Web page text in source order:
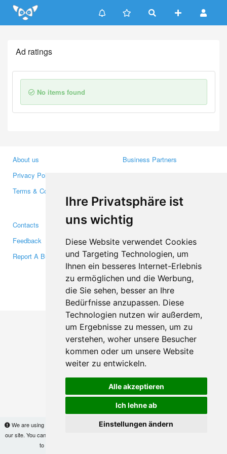
Ihre Privatsphäre ist
uns wichtig
Diese Website verwendet Cookies
und Targeting Technologien, um
Ihnen ein besseres Internet-Erlebnis
zu ermöglichen und die Werbung,
die Sie sehen, besser an Ihre
Bedürfnisse anzupassen. Diese
Technologien nutzen wir außerdem,
um Ergebnisse zu messen, um zu
verstehen, woher unsere Besucher
kommen oder um unsere Website
weiter zu entwickeln.
Alle akzeptieren
Ich lehne ab
Einstellungen ändern
Update cookies preferences
We are using cookies to provide statistics that help us give you the best experience of
our site. You can find out more
to use the site without changes, you are agreeing to it.
Ad ratings
No items found
About us
Privacy Policy
Terms & Conditions
Business Partners
Media
Contacts
Feedback
Report A Bug
Facebook
Twitter
YouTube
Google+
Makis© Copyright 2026